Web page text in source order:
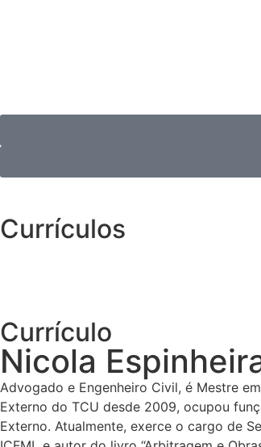
Currículos
Currículo
Nicola
Advogado e Engenheiro Civil, é Mestre
Externo do TCU desde 2009, ocupou
Externo. Atualmente, exerce o cargo de